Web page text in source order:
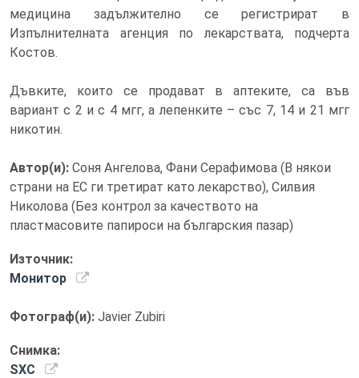
медицина задължително се регистрират в
Изпълнителната агенция по лекарствата, подчерта
Костов.
Дъвките, които се продават в аптеките, са във
вариант с 2 и с 4 мгг, а лепенките – със 7, 14 и 21 мгг
никотин.
Автор(и): Соня Ангелова, Фани Серафимова (В някои
страни на ЕС ги третират като лекарство), Силвия
Николова (Без контрол за качеството на
пластмасовите папироси на българския пазар)
Източник:
Монитор
Фотограф(и): Javier Zubiri
Снимка:
SXC